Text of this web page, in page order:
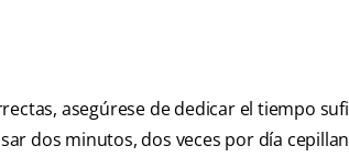
asegúrese de dedicar el tiempo
dos minutos, dos veces por día